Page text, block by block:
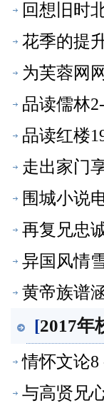
回想旧时
花季的提
为芙蓉网
品读儒林
品读红楼
走出家门
围城小说
再复兄忠
异国风情
黄帝族谱
[2017年
情怀文论
与高贤兄